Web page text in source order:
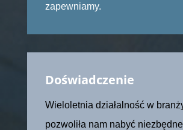
zapewniamy.
Doświadczenie
Wieloletnia działalność w
pozwoliła nam nabyć niezbędne